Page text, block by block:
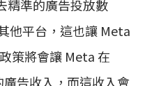
精準的廣告投放數
他平台，這也讓 Meta
策將會讓 Meta 在
告收入，而這收入會